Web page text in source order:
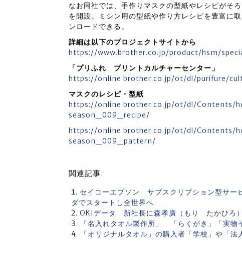
なお同社では、手作りマスクの型紙やレシピがそ
を開設。ミシン用の型紙や作り方レシピを豊富に
ンロードできる。
詳細は以下のプロジェクトサイトから
https://www.brother.co.jp/product/hsm/
「プリふれ プリントカルチャーセンター」
https://online.brother.co.jp/ot/dl/purifure/
マスクのレシピ・型紙
https://online.brother.co.jp/ot/dl/Contents/
season_009_recipe/
https://online.brother.co.jp/ot/dl/Contents/
season_009_pattern/
関連記事:
セイコーエプソン サブスクリプション型サ
ダでスタートし全世界へ
OKIデータ 新社長に森孝廣（もり たかひろ
「名入れタオル製作所」 「らくがき」「実
「オリジナルタオル」の購入者「学校」や「